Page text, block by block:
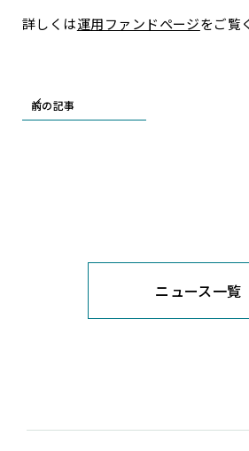
詳しくは運用ファンドページをご覧
前の記事
ニュース一覧